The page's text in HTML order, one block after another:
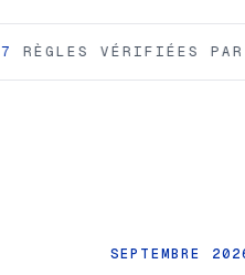
VÉRIFIÉES PAR
SEPTEMBRE